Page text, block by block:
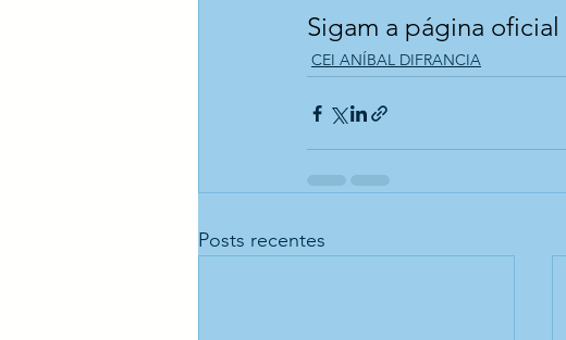
Sigam a página oficial
CEI ANÍBAL DIFRANCIA
Posts recentes